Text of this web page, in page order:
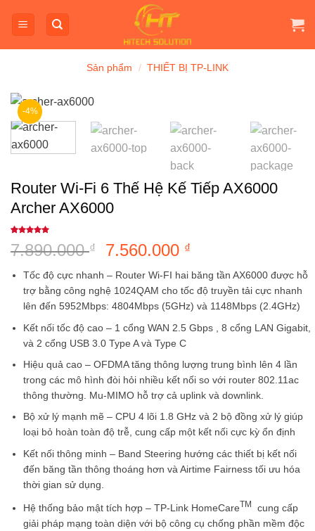
qua
Sản phẩm / THIẾT BỊ TP-LINK
-4%
Router Wi-Fi 6 Thế Hệ Kế Tiếp AX6000
Archer AX6000
dựa trên
đánh giá
7.890.000₫
Giá
gốc
là:
7.890.000 ₫.
7.560.000 ₫
hiện
tại
là:
7.560.000 ₫.
Tốc độ cực nhanh – Router Wi-FI hai băng tần AX6000 được hỗ
trợ bằng công nghệ 1024QAM cho tốc độ truyền tải cực nhanh
lên đến 5952Mbps: 4804Mbps (5GHz) và 1148Mbps (2.4GHz)
Kết nối tốc độ cao – 1 cổng WAN 2.5 Gbps , 8 cổng LAN Gigabit,
và 2 cổng USB 3.0 Type A và Type C
Hiệu quả cao – OFDMA tăng thông lượng trung bình lên 4 lần
trong các mô hình đòi hỏi nhiều kết nối so với router 802.11ac
thông thường. Mu-MIMO hỗ trợ cả uplink và downlink.
Bộ xử lý mạnh mẽ – CPU 4 lõi 1.8 GHz và 2 bộ đồng xử lý giúp
loại bỏ hoàn toàn độ trễ, cung cấp một kết nối cực kỳ ổn định
Kết nối thông minh – Band Steering hướng các thiết bị kết nối
đến băng tần thông thoáng hơn và Airtime Fairness tối ưu hóa
thời gian sử dụng.
Hệ thống bảo mật tích hợp – TP-Link HomeCareTM
cung cấp
giải pháp mạng toàn diện với bộ công cụ chống phần mềm độc